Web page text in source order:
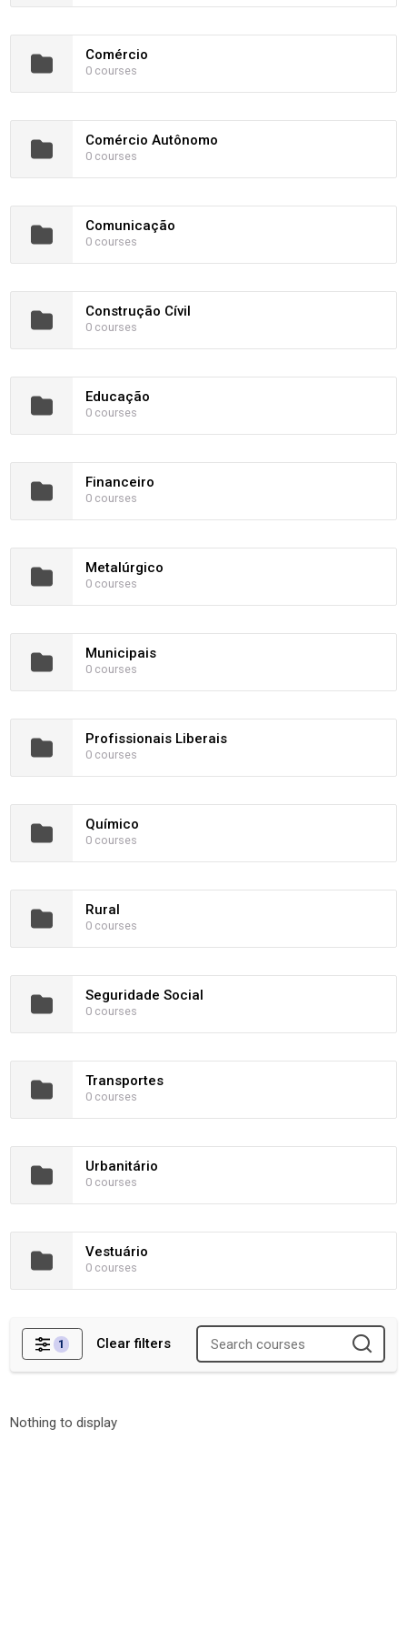
Comércio
0 courses
Comércio Autônomo
0 courses
Comunicação
0 courses
Construção Cívil
0 courses
Educação
0 courses
Financeiro
0 courses
Metalúrgico
0 courses
Municipais
0 courses
Profissionais Liberais
0 courses
Químico
0 courses
Rural
0 courses
Seguridade Social
0 courses
Transportes
0 courses
Urbanitário
0 courses
Vestuário
0 courses
Filters
1 Clear filters
Nothing to display